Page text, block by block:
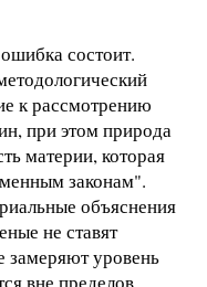
состоит.
к рассмотрению
при этом природа
материи, которая
законам".
объяснения
не ставят
замеряют уровень